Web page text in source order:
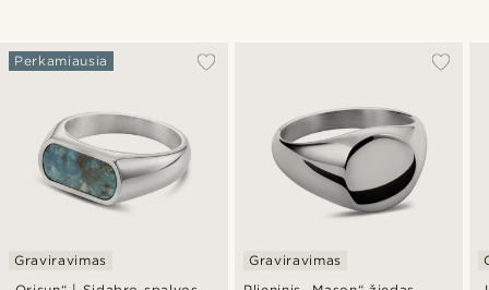
Perkamiausia
Graviravimas Graviravimas